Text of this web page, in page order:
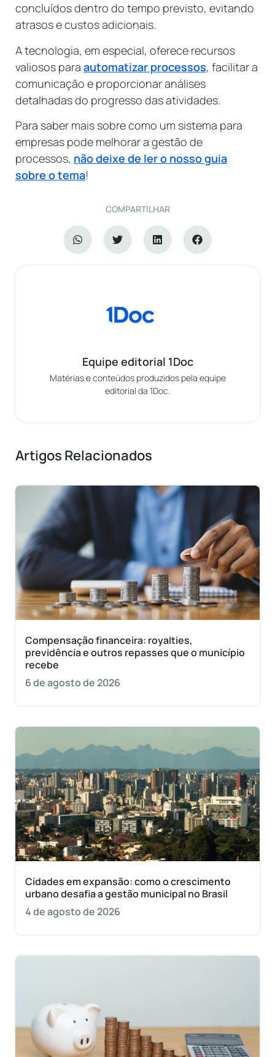
concluídos dentro do tempo previsto, evitando
atrasos e custos adicionais.
A tecnologia, em especial, oferece recursos
valiosos para automatizar processos, facilitar a
comunicação e proporcionar análises
detalhadas do progresso das atividades.
Para saber mais sobre como um sistema para
empresas pode melhorar a gestão de
processos, não deixe de ler o nosso guia
sobre o tema!
COMPARTILHAR
Equipe editorial 1Doc
Matérias e conteúdos produzidos pela equipe
editorial da 1Doc.
Artigos Relacionados
Compensação financeira: royalties,
previdência e outros repasses que o município
recebe
6 de agosto de 2026
Cidades em expansão: como o crescimento
urbano desafia a gestão municipal no Brasil
4 de agosto de 2026